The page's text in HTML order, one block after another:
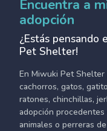
Encuentra a
adopción
¿Estás pensando
Pet Shelter!
En Miwuki Pet
cachorros, gatos,
ratones, chinchillas,
adopción
animales o perreras